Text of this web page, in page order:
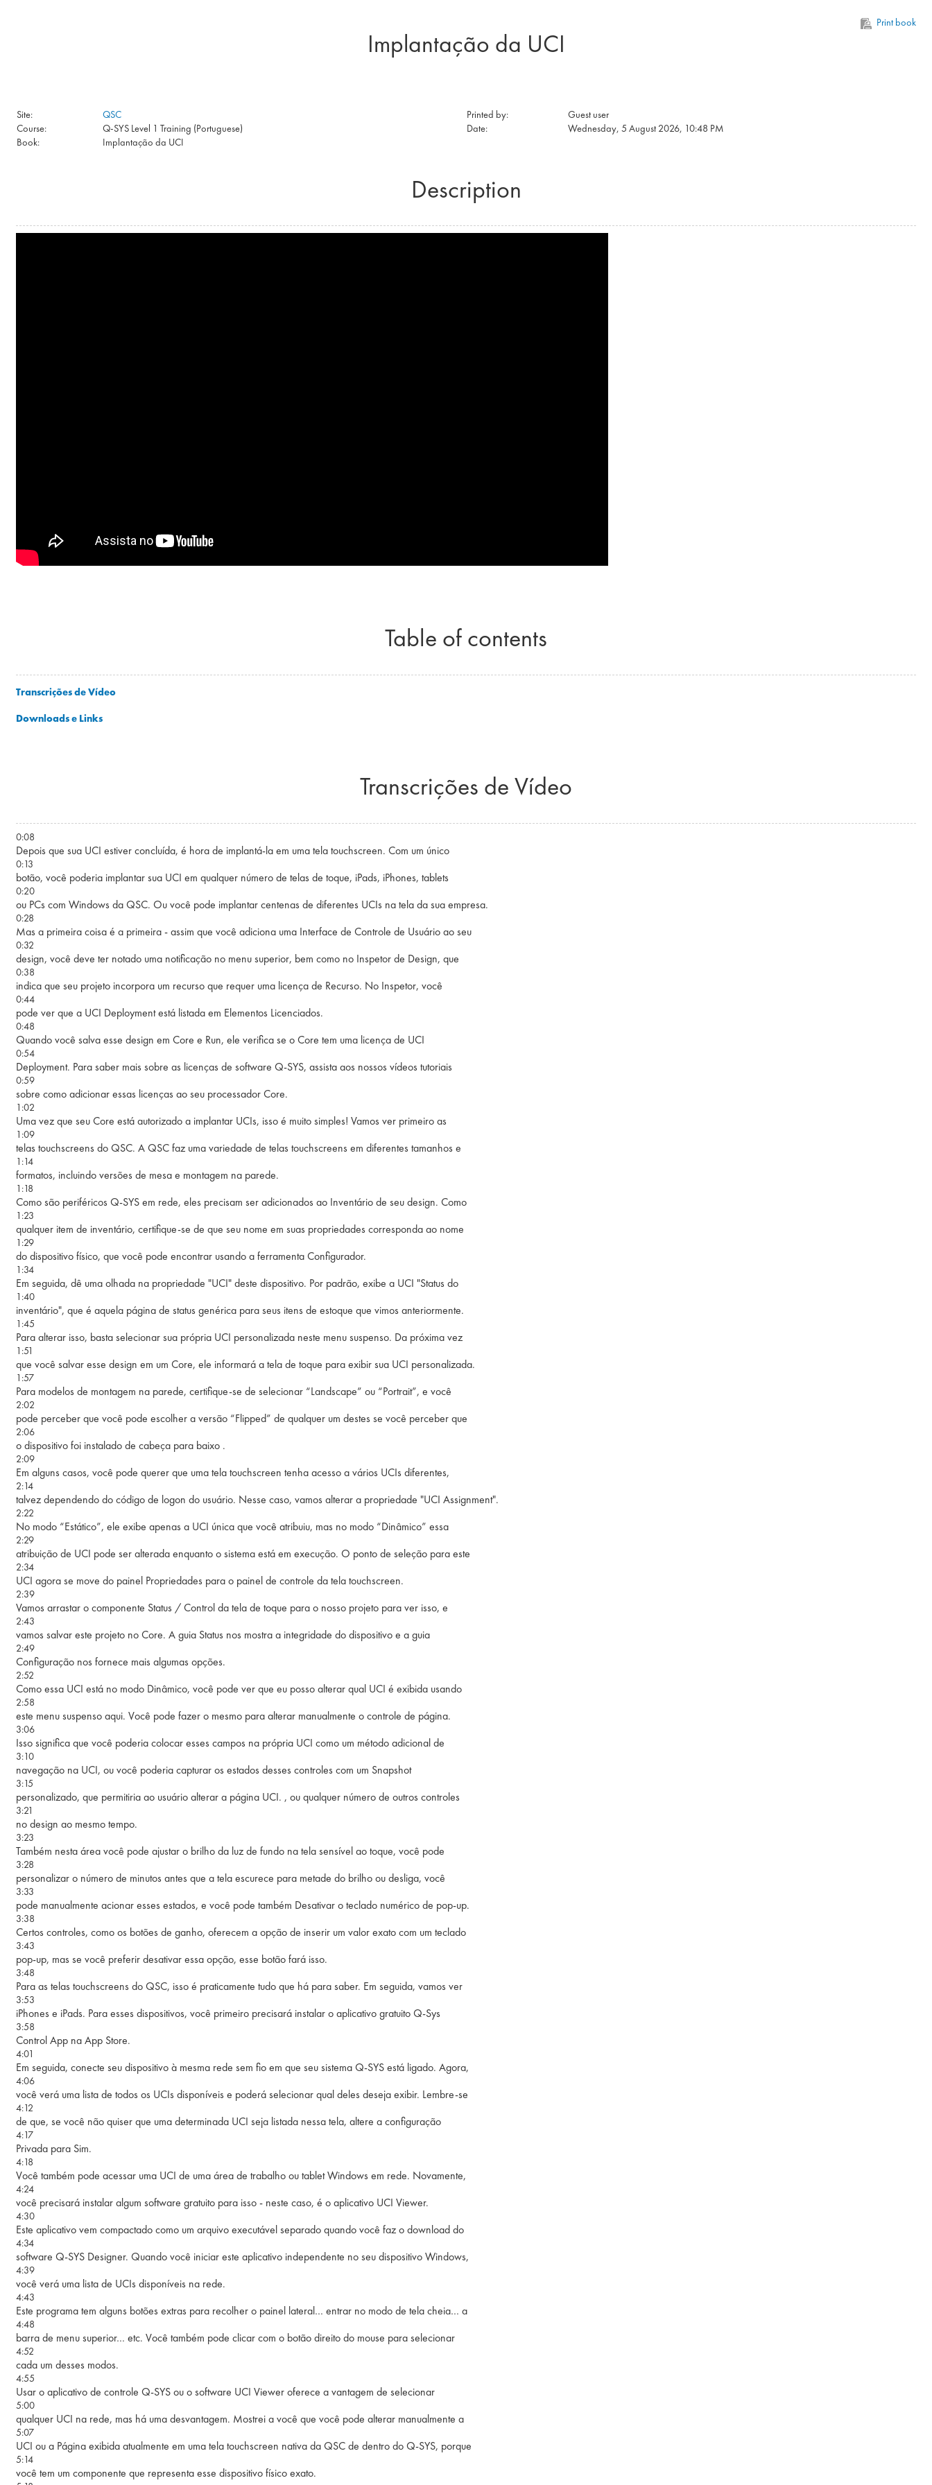
Print book
Implantação da UCI
Site:
QSC
Course:
Q-SYS Level 1 Training (Portuguese)
Book:
Implantação da UCI
Printed by:
Guest user
Date:
Wednesday, 5 August 2026, 10:48 PM
Description
Table of contents
Transcrições de Vídeo
Downloads e Links
Transcrições de Vídeo
0:08
Depois que sua UCI estiver concluída, é hora de implantá-la em uma tela touchscreen. Com um único
0:13
botão, você poderia implantar sua UCI em qualquer número de telas de toque, iPads, iPhones, tablets
0:20
ou PCs com Windows da QSC. Ou você pode implantar centenas de diferentes UCIs na tela da sua empresa.
0:28
Mas a primeira coisa é a primeira - assim que você adiciona uma Interface de Controle de Usuário ao seu
0:32
design, você deve ter notado uma notificação no menu superior, bem como no Inspetor de Design, que
0:38
indica que seu projeto incorpora um recurso que requer uma licença de Recurso. No Inspetor, você
0:44
pode ver que a UCI Deployment está listada em Elementos Licenciados.
0:48
Quando você salva esse design em Core e Run, ele verifica se o Core tem uma licença de UCI
0:54
Deployment. Para saber mais sobre as licenças de software Q-SYS, assista aos nossos vídeos tutoriais
0:59
sobre como adicionar essas licenças ao seu processador Core.
1:02
Uma vez que seu Core está autorizado a implantar UCIs, isso é muito simples! Vamos ver primeiro as
1:09
telas touchscreens do QSC. A QSC faz uma variedade de telas touchscreens em diferentes tamanhos e
1:14
formatos, incluindo versões de mesa e montagem na parede.
1:18
Como são periféricos Q-SYS em rede, eles precisam ser adicionados ao Inventário de seu design. Como
1:23
qualquer item de inventário, certifique-se de que seu nome em suas propriedades corresponda ao nome
1:29
do dispositivo físico, que você pode encontrar usando a ferramenta Configurador.
1:34
Em seguida, dê uma olhada na propriedade "UCI" deste dispositivo. Por padrão, exibe a UCI "Status do
1:40
inventário", que é aquela página de status genérica para seus itens de estoque que vimos anteriormente.
1:45
Para alterar isso, basta selecionar sua própria UCI personalizada neste menu suspenso. Da próxima vez
1:51
que você salvar esse design em um Core, ele informará a tela de toque para exibir sua UCI personalizada.
1:57
Para modelos de montagem na parede, certifique-se de selecionar “Landscape” ou “Portrait”, e você
2:02
pode perceber que você pode escolher a versão “Flipped” de qualquer um destes se você perceber que
2:06
o dispositivo foi instalado de cabeça para baixo .
2:09
Em alguns casos, você pode querer que uma tela touchscreen tenha acesso a vários UCIs diferentes,
2:14
talvez dependendo do código de logon do usuário. Nesse caso, vamos alterar a propriedade "UCI Assignment".
2:22
No modo “Estático”, ele exibe apenas a UCI única que você atribuiu, mas no modo “Dinâmico” essa
2:29
atribuição de UCI pode ser alterada enquanto o sistema está em execução. O ponto de seleção para este
2:34
UCI agora se move do painel Propriedades para o painel de controle da tela touchscreen.
2:39
Vamos arrastar o componente Status / Control da tela de toque para o nosso projeto para ver isso, e
2:43
vamos salvar este projeto no Core. A guia Status nos mostra a integridade do dispositivo e a guia
2:49
Configuração nos fornece mais algumas opções.
2:52
Como essa UCI está no modo Dinâmico, você pode ver que eu posso alterar qual UCI é exibida usando
2:58
este menu suspenso aqui. Você pode fazer o mesmo para alterar manualmente o controle de página.
3:06
Isso significa que você poderia colocar esses campos na própria UCI como um método adicional de
3:10
navegação na UCI, ou você poderia capturar os estados desses controles com um Snapshot
3:15
personalizado, que permitiria ao usuário alterar a página UCI. , ou qualquer número de outros controles
3:21
no design ao mesmo tempo.
3:23
Também nesta área você pode ajustar o brilho da luz de fundo na tela sensível ao toque, você pode
3:28
personalizar o número de minutos antes que a tela escurece para metade do brilho ou desliga, você
3:33
pode manualmente acionar esses estados, e você pode também Desativar o teclado numérico de pop-up.
3:38
Certos controles, como os botões de ganho, oferecem a opção de inserir um valor exato com um teclado
3:43
pop-up, mas se você preferir desativar essa opção, esse botão fará isso.
3:48
Para as telas touchscreens do QSC, isso é praticamente tudo que há para saber. Em seguida, vamos ver
3:53
iPhones e iPads. Para esses dispositivos, você primeiro precisará instalar o aplicativo gratuito Q-Sys
3:58
Control App na App Store.
4:01
Em seguida, conecte seu dispositivo à mesma rede sem fio em que seu sistema Q-SYS está ligado. Agora,
4:06
você verá uma lista de todos os UCIs disponíveis e poderá selecionar qual deles deseja exibir. Lembre-se
4:12
de que, se você não quiser que uma determinada UCI seja listada nessa tela, altere a configuração
4:17
Privada para Sim.
4:18
Você também pode acessar uma UCI de uma área de trabalho ou tablet Windows em rede. Novamente,
4:24
você precisará instalar algum software gratuito para isso - neste caso, é o aplicativo UCI Viewer.
4:30
Este aplicativo vem compactado como um arquivo executável separado quando você faz o download do
4:34
software Q-SYS Designer. Quando você iniciar este aplicativo independente no seu dispositivo Windows,
4:39
você verá uma lista de UCIs disponíveis na rede.
4:43
Este programa tem alguns botões extras para recolher o painel lateral… entrar no modo de tela cheia… a
4:48
barra de menu superior… etc. Você também pode clicar com o botão direito do mouse para selecionar
4:52
cada um desses modos.
4:55
Usar o aplicativo de controle Q-SYS ou o software UCI Viewer oferece a vantagem de selecionar
5:00
qualquer UCI na rede, mas há uma desvantagem. Mostrei a você que você pode alterar manualmente a
5:07
UCI ou a Página exibida atualmente em uma tela touchscreen nativa da QSC de dentro do Q-SYS, porque
5:14
você tem um componente que representa esse dispositivo físico exato.